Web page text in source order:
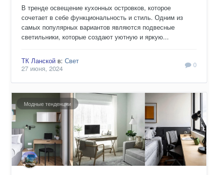
В тренде освещение кухонных островков, которое
сочетает в себе функциональность и стиль. Одним из
самых популярных вариантов являются подвесные
светильники, которые создают уютную и яркую...
ТК Ланской в: Свет
27 июня, 2024
0
Модные тенденции